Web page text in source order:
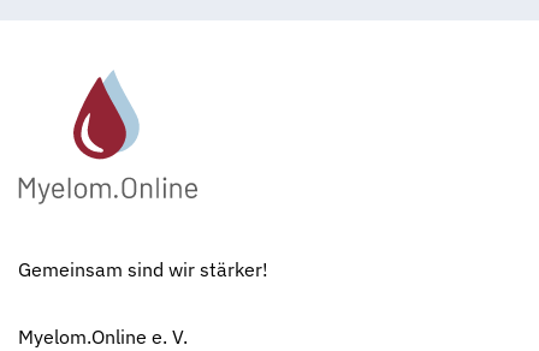
Gemeinsam sind wir stärker!
Myelom.Online e. V.